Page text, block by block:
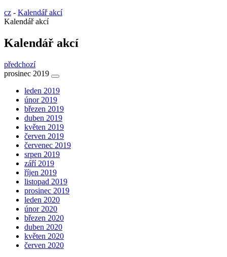
cz - Kalendář akcí
Kalendář akcí
Kalendář akcí
předchozí
prosinec 2019
leden 2019
únor 2019
březen 2019
duben 2019
květen 2019
červen 2019
červenec 2019
srpen 2019
září 2019
říjen 2019
listopad 2019
prosinec 2019
leden 2020
únor 2020
březen 2020
duben 2020
květen 2020
červen 2020